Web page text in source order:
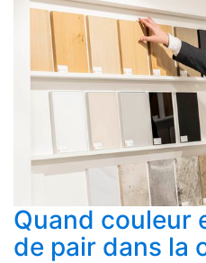
à votre goût pour une
acceptant les cookies, vous
savoureuse et fluide. Ils
bonfonctionnementdu site,
améliorer votre expérience
fournir une expérience
dans la
politique de cookies
We work with42 third
process your information.
Quand couleur
de pair dans la